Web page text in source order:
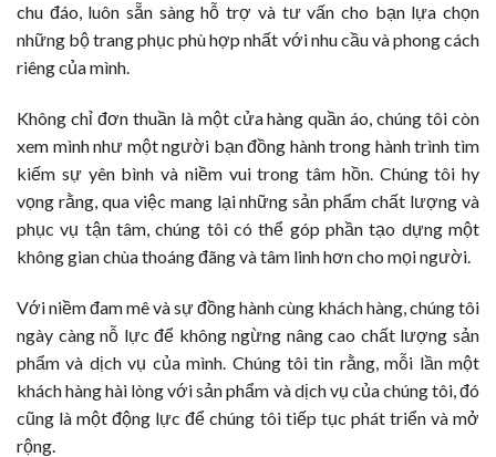
chu đáo, luôn sẵn sàng hỗ trợ và tư vấn cho bạn lựa chọn
những bộ trang phục phù hợp nhất với nhu cầu và phong cách
riêng của mình.
Không chỉ đơn thuần là một cửa hàng quần áo, chúng tôi còn
xem mình như một người bạn đồng hành trong hành trình tìm
kiếm sự yên bình và niềm vui trong tâm hồn. Chúng tôi hy
vọng rằng, qua việc mang lại những sản phẩm chất lượng và
phục vụ tận tâm, chúng tôi có thể góp phần tạo dựng một
không gian chùa thoáng đãng và tâm linh hơn cho mọi người.
Với niềm đam mê và sự đồng hành cùng khách hàng, chúng tôi
ngày càng nỗ lực để không ngừng nâng cao chất lượng sản
phẩm và dịch vụ của mình. Chúng tôi tin rằng, mỗi lần một
khách hàng hài lòng với sản phẩm và dịch vụ của chúng tôi, đó
cũng là một động lực để chúng tôi tiếp tục phát triển và mở
rộng.